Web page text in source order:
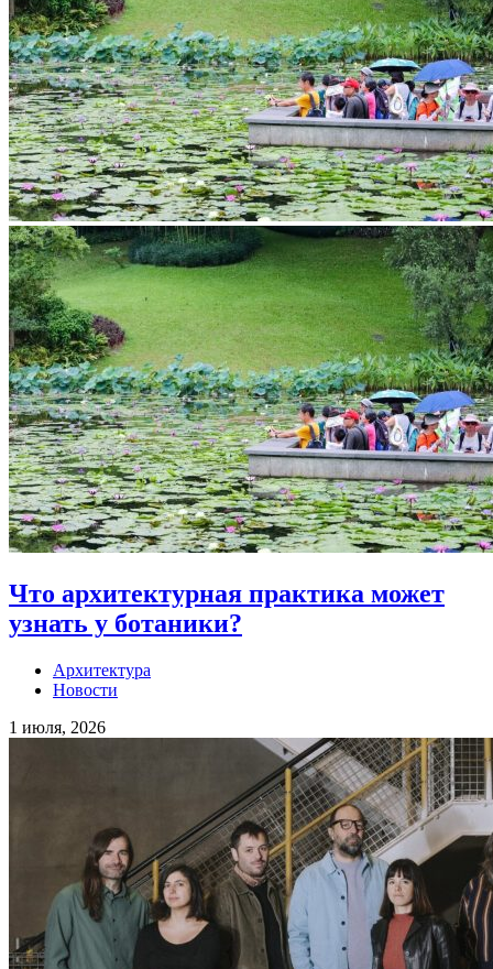
Что архитектурная практика может
узнать у ботаники?
Архитектура
Новости
1 июля, 2026